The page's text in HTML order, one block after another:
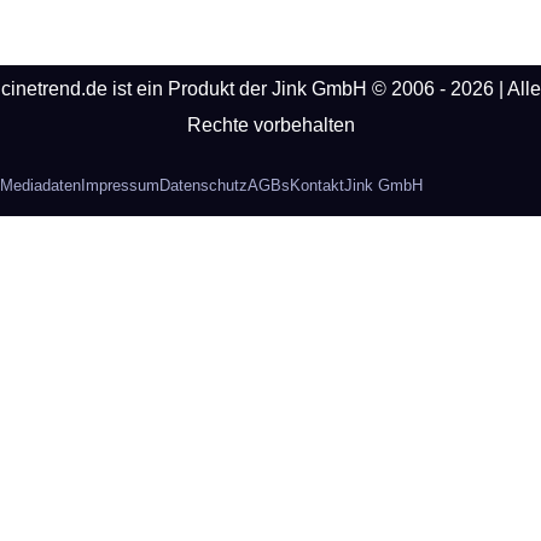
cinetrend.de ist ein Produkt der Jink GmbH © 2006 - 2026 | Alle
Rechte vorbehalten
Mediadaten Impressum DatenschutzAGBs KontaktJink GmbH